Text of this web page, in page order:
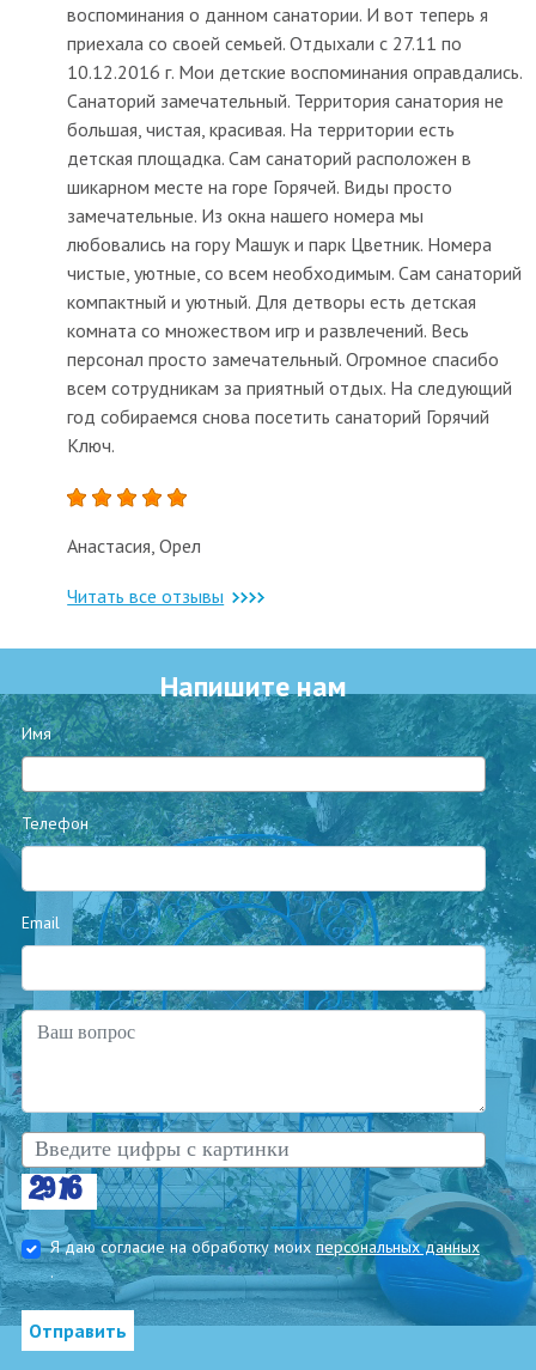
воспоминания о данном санатории. И вот теперь я
приехала со своей семьей. Отдыхали с 27.11 по
10.12.2016 г. Мои детские воспоминания оправдались.
Санаторий замечательный. Территория санатория не
большая, чистая, красивая. На территории есть
детская площадка. Сам санаторий расположен в
шикарном месте на горе Горячей. Виды просто
замечательные. Из окна нашего номера мы
любовались на гору Машук и парк Цветник. Номера
чистые, уютные, со всем необходимым. Сам санаторий
компактный и уютный. Для детворы есть детская
комната со множеством игр и развлечений. Весь
персонал просто замечательный. Огромное спасибо
всем сотрудникам за приятный отдых. На следующий
год собираемся снова посетить санаторий Горячий
Ключ.
Анастасия, Орел
Читать все отзывы
Напишите нам
Имя
Телефон
Email
Я даю согласие на обработку моихперсональных данных
.
Отправить